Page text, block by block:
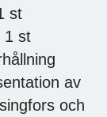
st
1 st
av
och